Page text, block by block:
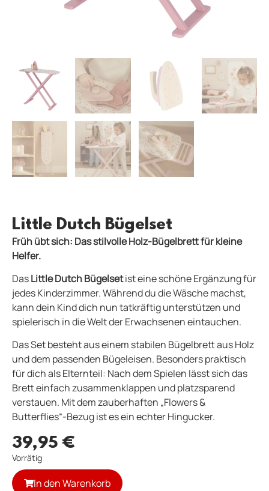
Little Dutch Bügelset
Früh übt sich: Das stilvolle Holz-Bügelbrett für kleine
Helfer.
DasLittle Dutch Bügelsetist eine schöne Ergänzung für
jedes Kinderzimmer. Während du die Wäsche machst,
kann dein Kind dich nun tatkräftig unterstützen und
spielerisch in die Welt der Erwachsenen eintauchen.
Das Set besteht aus einem stabilen Bügelbrett aus Holz
und dem passenden Bügeleisen. Besonders praktisch
für dich als Elternteil: Nach dem Spielen lässt sich das
Brett einfach zusammenklappen und platzsparend
verstauen. Mit dem zauberhaften „Flowers &
Butterflies“-Bezug ist es ein echter Hingucker.
39,95 €
Vorrätig
In den Warenkorb